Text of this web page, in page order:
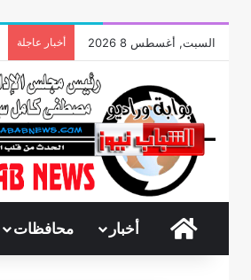
السبت, أغسطس 8 2026 أخبار عاجلة
الرئيسية
أخبار محافظات